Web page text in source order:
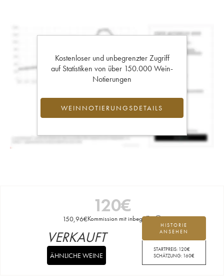
Kostenloser und unbegrenzter Zugriff
auf Statistiken von über 150.000 Wein-
Notierungen
WEINNOTIERUNGSDETAILS
120€
150,96€Kommission mit inbegriffen
HISTORIE
ANSEHEN
STARTPREIS: 120€
SCHÄTZUNG: 160€
VERKAUFT
ÄHNLICHE WEINE